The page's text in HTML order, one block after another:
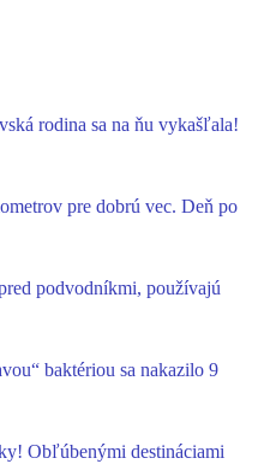
rodina sa na ňu vykašľala!
pre dobrú vec. Deň po
podvodníkmi, používajú
baktériou sa nakazilo 9
Obľúbenými destináciami